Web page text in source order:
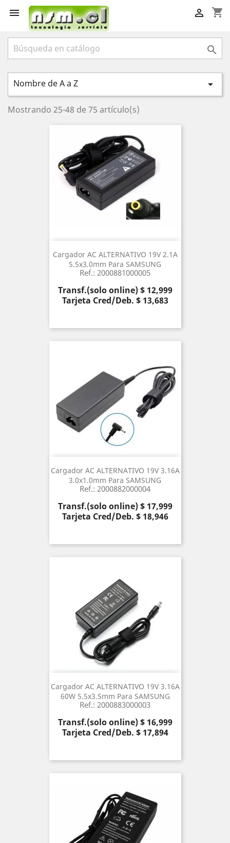
 shopping_cart


Nombre de A a Z 
Mostrando 25-48 de 75 artículo(s)
Cargador AC ALTERNATIVO 19V 2.1A
5.5x3.0mm Para SAMSUNG
Ref.: 2000881000005
Precio
Transf.(solo online) $ 12,999
Tarjeta Cred/Deb. $ 13,683
Cargador AC ALTERNATIVO 19V 3.16A
3.0x1.0mm Para SAMSUNG
Ref.: 2000882000004
Precio
Transf.(solo online) $ 17,999
Tarjeta Cred/Deb. $ 18,946
Cargador AC ALTERNATIVO 19V 3.16A
60W 5.5x3.5mm Para SAMSUNG
Ref.: 2000883000003
Precio
Transf.(solo online) $ 16,999
Tarjeta Cred/Deb. $ 17,894